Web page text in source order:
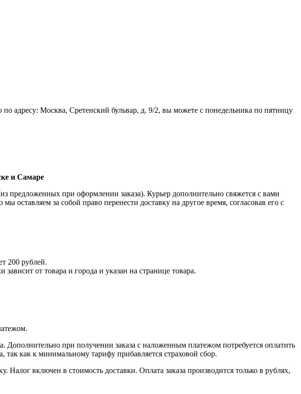
по адресу: Москва, Сретенский бульвар, д. 9/2, вы можете с понедельника по пятницу
и Самаре
предложенных при оформлении заказа). Курьер дополнительно свяжется с вами
оставляем за собой право перенести доставку на другое время, согласовав его с
200 рублей.
от товара и города и указан на странице товара.
Дополнительно при получении заказа с наложенным платежом потребуется оплатить
так как к минимальному тарифу прибавляется страховой сбор.
включен в стоимость доставки. Оплата заказа производится только в рублях,